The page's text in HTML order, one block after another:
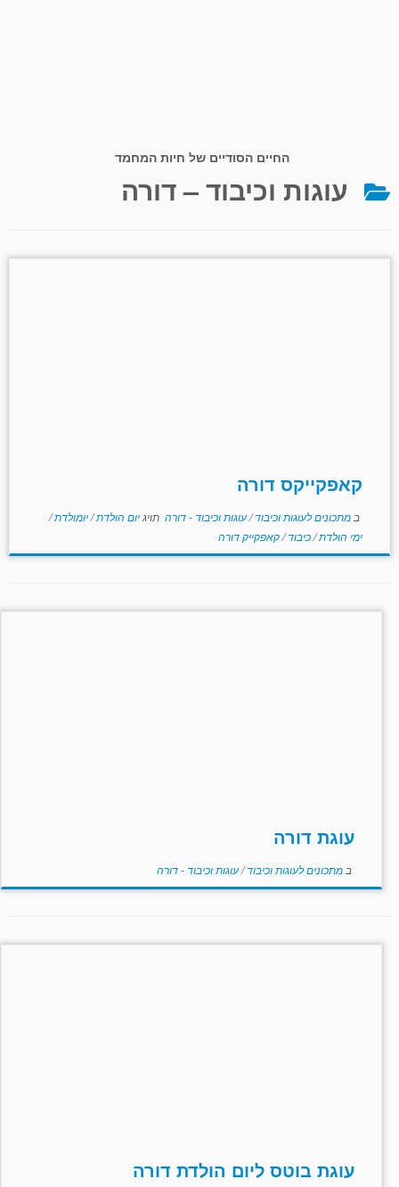
החיים הסודיים של חיות המחמד
עוגות וכיבוד – דורה
קאפקייקס דורה
ב מתכונים לעוגות וכיבוד/עוגות וכיבוד - דורה תויגיום הולדת/יומולדת/
ימי הולדת/כיבוד/קאפקייק דורה
עוגת דורה
ב מתכונים לעוגות וכיבוד/עוגות וכיבוד - דורה
עוגת בוטס ליום הולדת דורה